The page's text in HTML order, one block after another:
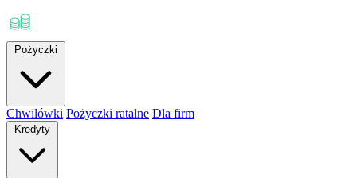
Pożyczki
Chwilówki Pożyczki ratalne Dla firm
Kredyty